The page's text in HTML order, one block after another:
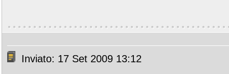
Inviato: 17 Set 2009 13:12